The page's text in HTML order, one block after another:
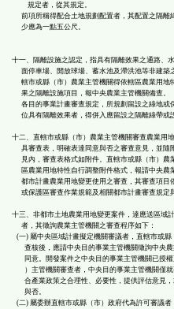
規定者，從其規定。
前項所稱得配合土地規劃配置者，其配置之隔離
少應為一點五公尺。
十一、隔離設施之認定，指具有隔離效果之通路、
面停車場、開放球場、蓄水池及滯洪池等非建築
轄市或縣（市）農業主管機關得依轄區農業用地
果之隔離設施項目，報中央農業主管機關備查。
各目的事業計畫審查規定，所規劃留設之綠地或
位具有隔離效果者，得併入應留設之隔離綠帶或
十二、直轄市或縣（市）農業主管機關審查農業用
具審查表，明確表達同意與否之審查意見，並隨
見內，審查表格式如附件。直轄市或縣（市）農
區農業用地特性自行調整附件格式，報請中央農
都市計畫農業用地變更使用之審查，其審查項目
或保護區審查作業規範及相關都市計畫審查規定
十三、非都市土地農業用地變更案件，達應送區域
者，其徵詢農業主管機關之審查程序如下：
(一) 屬中央區域計畫擬定機關審議者，直轄市或縣
查核後，應請中央目的事業主管機關徵詢中央農
同意。開發案件之中央目的事業主管機關已授權
）主管機關審查者，中央目的事業主管機關僅就
合產業政策之合理性、必要性，提供評估意見，
與否。
(二) 屬委辦直轄市或縣（市）政府代為許可審議者